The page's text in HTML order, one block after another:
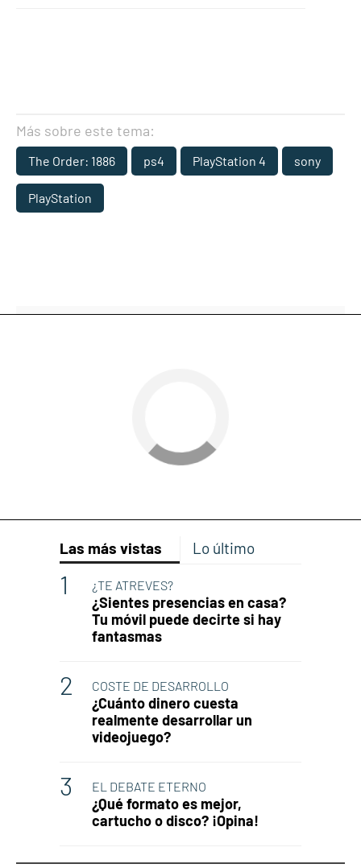
Más sobre este tema:
The Order: 1886 ps4 PlayStation 4 sony
PlayStation
Las más vistas Lo último
¿TE ATREVES?
¿Sientes presencias en casa?
Tu móvil puede decirte si hay
fantasmas
COSTE DE DESARROLLO
¿Cuánto dinero cuesta
realmente desarrollar un
videojuego?
EL DEBATE ETERNO
¿Qué formato es mejor,
cartucho o disco? ¡Opina!